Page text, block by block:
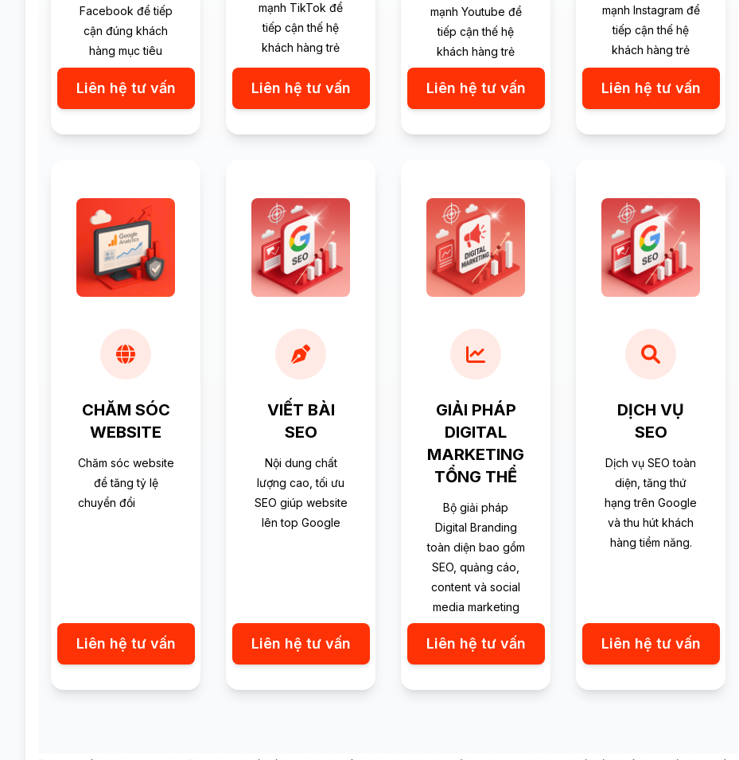
Facebook để tiếp
cận đúng khách
hàng mục tiêu
Liên hệ tư vấn
mạnh TikTok để
tiếp cận thế hệ
khách hàng trẻ
Liên hệ tư vấn
mạnh Youtube để
tiếp cận thế hệ
khách hàng trẻ
Liên hệ tư vấn
mạnh Instagram để
tiếp cận thế hệ
khách hàng trẻ
Liên hệ tư vấn
CHĂM SÓC
WEBSITE
Chăm sóc website
để tăng tỷ lệ
chuyển đổi
Liên hệ tư vấn
VIẾT BÀI
SEO
Nội dung chất
lượng cao, tối ưu
SEO giúp website
lên top Google
Liên hệ tư vấn
GIẢI PHÁP
DIGITAL
MARKETING
TỔNG THỂ
Bộ giải pháp
Digital Branding
toàn diện bao gồm
SEO, quảng cáo,
content và social
media marketing
Liên hệ tư vấn
DỊCH VỤ
SEO
Dịch vụ SEO toàn
diện, tăng thứ
hạng trên Google
và thu hút khách
hàng tiềm năng.
Liên hệ tư vấn